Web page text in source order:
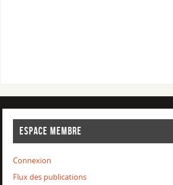
ESPACE MEMBRE
Connexion
Flux des publications